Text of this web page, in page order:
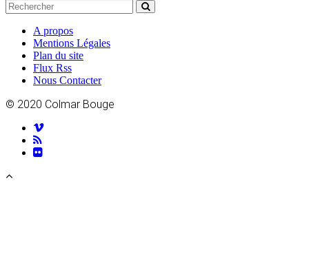
A propos
Mentions Légales
Plan du site
Flux Rss
Nous Contacter
© 2020 Colmar Bouge